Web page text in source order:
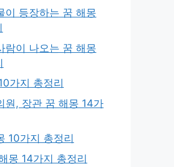
이 등장하는 꿈 해몽
람이 나오는 꿈 해몽
가지 총정리
원, 장관 꿈 해몽 14가
10가지 총정리
몽 14가지 총정리